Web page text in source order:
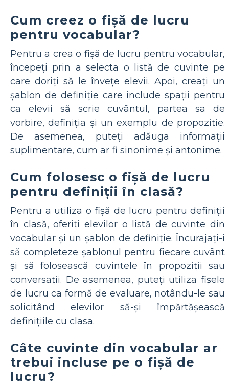
Cum creez o fișă de lucru
pentru vocabular?
Pentru a crea o fișă de lucru pentru vocabular,
începeți prin a selecta o listă de cuvinte pe
care doriți să le învețe elevii. Apoi, creați un
șablon de definiție care include spații pentru
ca elevii să scrie cuvântul, partea sa de
vorbire, definiția și un exemplu de propoziție.
De asemenea, puteți adăuga informații
suplimentare, cum ar fi sinonime și antonime.
Cum folosesc o fișă de lucru
pentru definiții în clasă?
Pentru a utiliza o fișă de lucru pentru definiții
în clasă, oferiți elevilor o listă de cuvinte din
vocabular și un șablon de definiție. Încurajați-i
să completeze șablonul pentru fiecare cuvânt
și să folosească cuvintele în propoziții sau
conversații. De asemenea, puteți utiliza fișele
de lucru ca formă de evaluare, notându-le sau
solicitând elevilor să-și împărtășească
definițiile cu clasa.
Câte cuvinte din vocabular ar
trebui incluse pe o fișă de
lucru?